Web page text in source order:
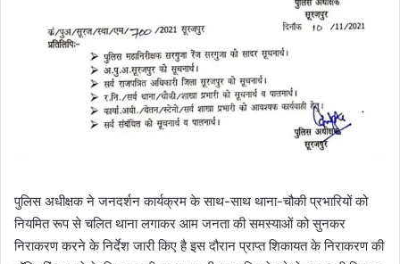
पुलिस अधीक्षक ने जनदर्शन कार्यक्रम के साथ-साथ थाना-चौकी प्रभारियों को
नियमित रूप से चलित थाना लगाकर आम जनता की समस्याओं को सुनकर
निराकरण करने के निर्देश जारी किए है इस दौरान प्राप्त शिकायत के निराकरण की